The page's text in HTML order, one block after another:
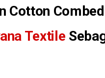
Cotton
Textile